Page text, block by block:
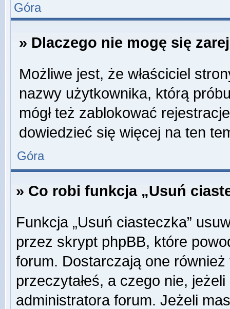
Góra
» Dlaczego nie mogę się
Możliwe jest, że właściciel
nazwy użytkownika, którą
mógł też zablokować
dowiedzieć się więcej na ten
Góra
» Co robi funkcja „Usuń
Funkcja „Usuń ciasteczka”
przez skrypt phpBB, które
forum. Dostarczają one
przeczytałeś, a czego nie,
administratora forum. Jeżeli